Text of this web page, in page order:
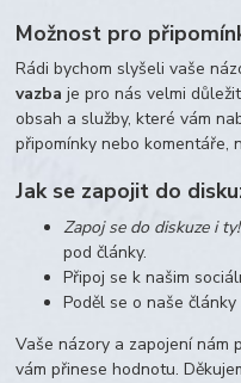
Možnost pro
Rádi bychom slyšeli vaše
vazba je pro nás velmi
obsah a služby, které vám
připomínky nebo komentáře,
Jak se zapojit do
Zapoj se do diskuze i ty!
pod články.
Připoj se k našim
Poděl se o naše
Vaše názory a zapojení nám
vám přinese hodnotu.